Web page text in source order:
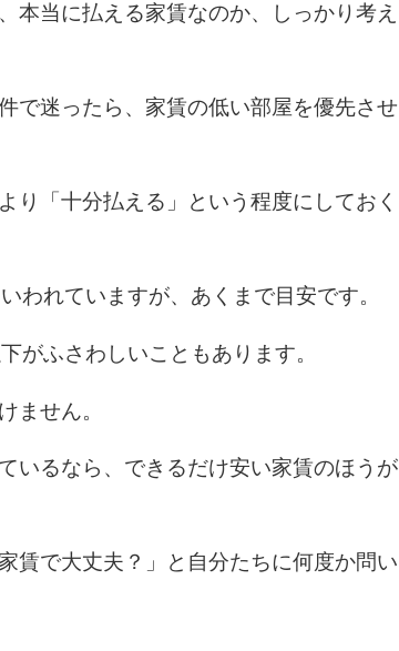
本当に払える家賃なのか、しっかり考え
で迷ったら、家賃の低い部屋を優先させ
り「十分払える」という程度にしておく
われていますが、あくまで目安です。
がふさわしいこともあります。
ません。
いるなら、できるだけ安い家賃のほうが
賃で大丈夫？」と自分たちに何度か問い